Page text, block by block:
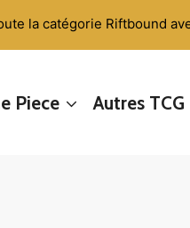
la catégorie Riftbound
Piece Autres TCG